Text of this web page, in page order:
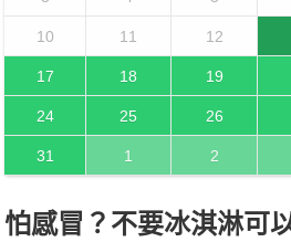
10 11 12
17 18 19
24 25 26
31 1 2
怕感冒？不要冰淇淋可